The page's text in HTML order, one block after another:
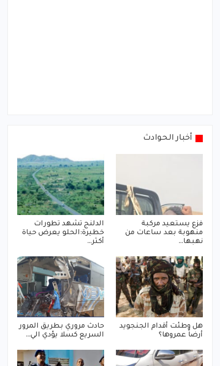
أخبار الحوادث
فزع يستعيد مركبة
منهوبة بعد ساعات من
نهبها…
الدلنج تشهد تطورات
خطيرة:الحلو يعرض حياة
أكثر…
هل وطئت أقدام الجنجويد
أرضاً عمروها؟
حادث مروري بطريق المرور
السريع كسلا يؤدي الي…